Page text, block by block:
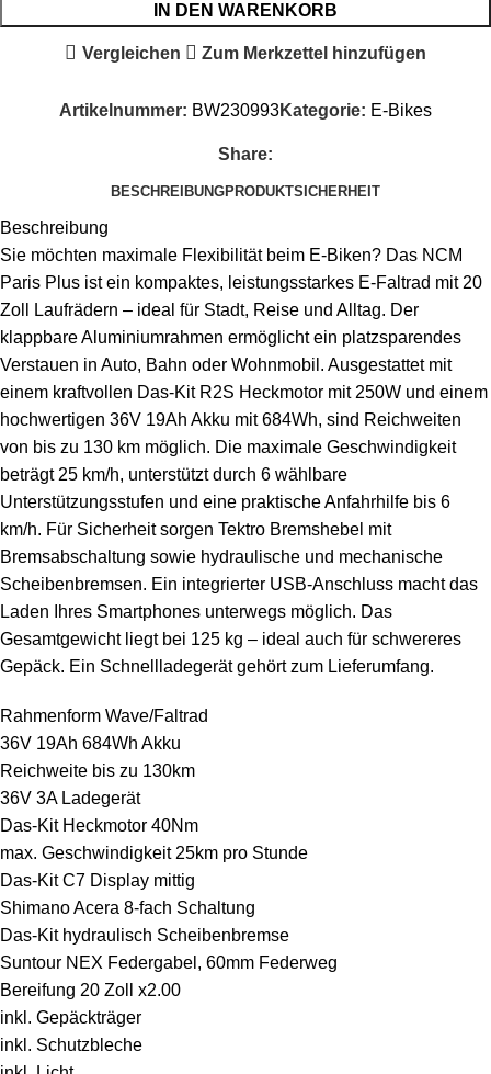
IN DEN WARENKORB
Vergleichen Zum Merkzettel hinzufügen
Artikelnummer: BW230993Kategorie: E-Bikes
Share:
BESCHREIBUNGPRODUKTSICHERHEIT
Beschreibung
Sie möchten maximale Flexibilität beim E-Biken? Das NCM
Paris Plus ist ein kompaktes, leistungsstarkes E-Faltrad mit 20
Zoll Laufrädern – ideal für Stadt, Reise und Alltag. Der
klappbare Aluminiumrahmen ermöglicht ein platzsparendes
Verstauen in Auto, Bahn oder Wohnmobil. Ausgestattet mit
einem kraftvollen Das-Kit R2S Heckmotor mit 250W und einem
hochwertigen 36V 19Ah Akku mit 684Wh, sind Reichweiten
von bis zu 130 km möglich. Die maximale Geschwindigkeit
beträgt 25 km/h, unterstützt durch 6 wählbare
Unterstützungsstufen und eine praktische Anfahrhilfe bis 6
km/h. Für Sicherheit sorgen Tektro Bremshebel mit
Bremsabschaltung sowie hydraulische und mechanische
Scheibenbremsen. Ein integrierter USB-Anschluss macht das
Laden Ihres Smartphones unterwegs möglich. Das
Gesamtgewicht liegt bei 125 kg – ideal auch für schwereres
Gepäck. Ein Schnellladegerät gehört zum Lieferumfang.
Rahmenform Wave/Faltrad
36V 19Ah 684Wh Akku
Reichweite bis zu 130km
36V 3A Ladegerät
Das-Kit Heckmotor 40Nm
max. Geschwindigkeit 25km pro Stunde
Das-Kit C7 Display mittig
Shimano Acera 8-fach Schaltung
Das-Kit hydraulisch Scheibenbremse
Suntour NEX Federgabel, 60mm Federweg
Bereifung 20 Zoll x2.00
inkl. Gepäckträger
inkl. Schutzbleche